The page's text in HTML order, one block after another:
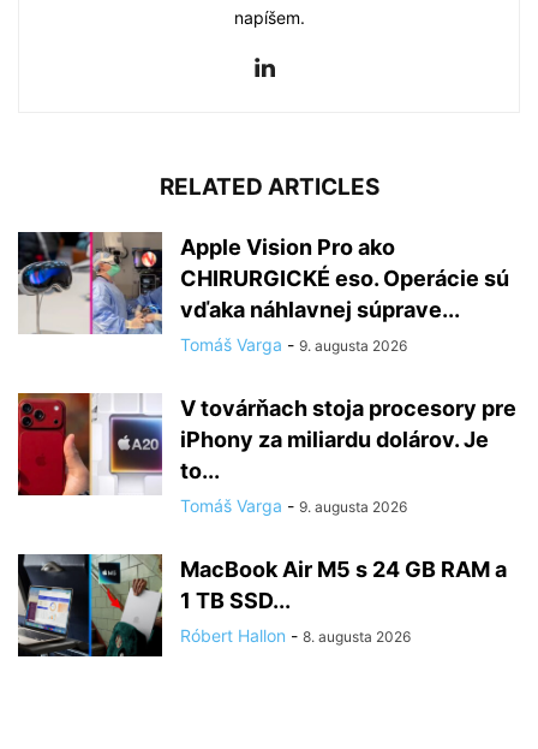
napíšem.
RELATED ARTICLES
Apple Vision Pro ako
CHIRURGICKÉ eso. Operácie sú
vďaka náhlavnej súprave...
Tomáš Varga - 9. augusta 2026
V továrňach stoja procesory pre
iPhony za miliardu dolárov. Je
to...
Tomáš Varga - 9. augusta 2026
MacBook Air M5 s 24 GB RAM a
1 TB SSD...
Róbert Hallon - 8. augusta 2026